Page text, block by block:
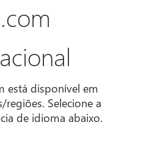
está disponível em
regiões. Selecione a
de idioma abaixo.